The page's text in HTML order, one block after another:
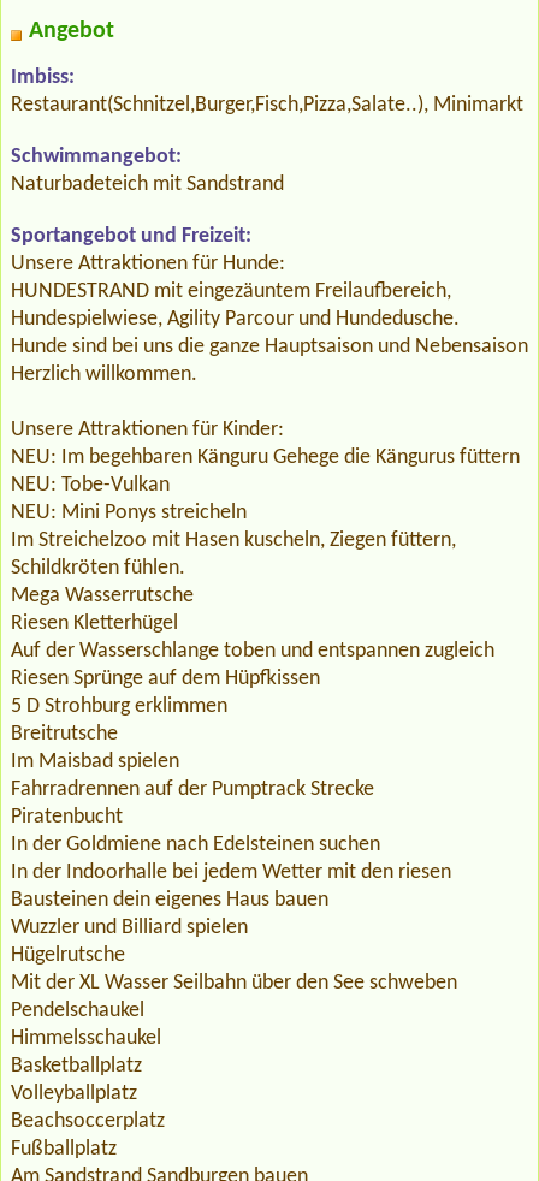
Angebot
Imbiss:
Restaurant(Schnitzel,Burger,Fisch,Pizza,Salate..), Minimarkt
Schwimmangebot:
Naturbadeteich mit Sandstrand
Sportangebot und Freizeit:
Unsere Attraktionen für Hunde:
HUNDESTRAND mit eingezäuntem Freilaufbereich,
Hundespielwiese, Agility Parcour und Hundedusche.
Hunde sind bei uns die ganze Hauptsaison und Nebensaison
Herzlich willkommen.
Unsere Attraktionen für Kinder:
NEU: Im begehbaren Känguru Gehege die Kängurus füttern
NEU: Tobe-Vulkan
NEU: Mini Ponys streicheln
Im Streichelzoo mit Hasen kuscheln, Ziegen füttern,
Schildkröten fühlen.
Mega Wasserrutsche
Riesen Kletterhügel
Auf der Wasserschlange toben und entspannen zugleich
Riesen Sprünge auf dem Hüpfkissen
5 D Strohburg erklimmen
Breitrutsche
Im Maisbad spielen
Fahrradrennen auf der Pumptrack Strecke
Piratenbucht
In der Goldmiene nach Edelsteinen suchen
In der Indoorhalle bei jedem Wetter mit den riesen
Bausteinen dein eigenes Haus bauen
Wuzzler und Billiard spielen
Hügelrutsche
Mit der XL Wasser Seilbahn über den See schweben
Pendelschaukel
Himmelsschaukel
Basketballplatz
Volleyballplatz
Beachsoccerplatz
Fußballplatz
Am Sandstrand Sandburgen bauen